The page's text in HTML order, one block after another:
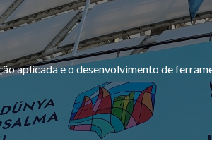
aplicada e o desenvolvimento de